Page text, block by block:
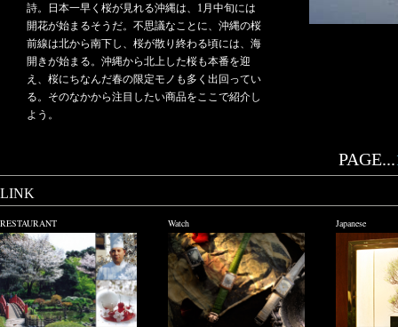
詩。日本一早く桜が見れる沖縄は、1月中旬には
開花が始まるそうだ。不思議なことに、沖縄の桜
前線は北から南下し、桜が散り終わる頃には、海
開きが始まる。沖縄から北上した桜も本番を迎
え、桜にちなんだ春の限定モノも多く出回ってい
る。そのなかから注目したい商品をここで紹介し
よう。
PAGE...
LINK
RESTAURANT Watch Japanese